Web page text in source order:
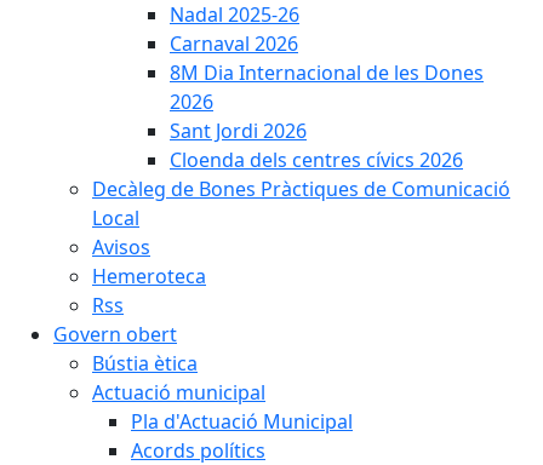
Nadal 2025-26
Carnaval 2026
8M Dia Internacional de les Dones
2026
Sant Jordi 2026
Cloenda dels centres cívics 2026
Decàleg de Bones Pràctiques de Comunicació
Local
Avisos
Hemeroteca
Rss
Govern obert
Bústia ètica
Actuació municipal
Pla d'Actuació Municipal
Acords polítics